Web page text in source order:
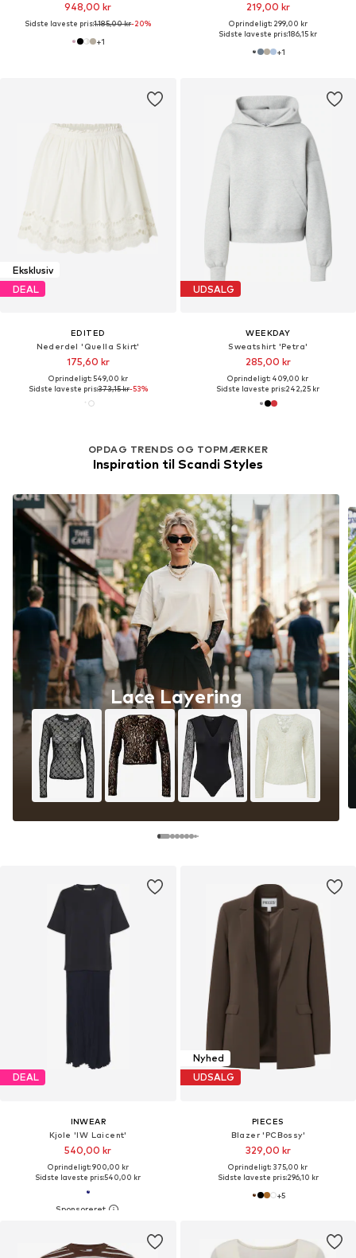
948,00 kr
Sidste laveste pris:1.185,00 kr-20%
+1
219,00 kr
Oprindeligt: 299,00 kr
Sidste laveste pris:186,15 kr
+1
Eksklusiv
DEAL
EDITED
Nederdel 'Quella Skirt'
175,60 kr
Oprindeligt: 549,00 kr
Sidste laveste pris:373,15 kr-53%
UDSALG
WEEKDAY
Sweatshirt 'Petra'
285,00 kr
Oprindeligt: 409,00 kr
Sidste laveste pris:242,25 kr
OPDAG TRENDS OG TOPMÆRKER
Inspiration til Scandi Styles
Lace Layering
DEAL
INWEAR
Kjole 'IW Laicent'
540,00 kr
Oprindeligt: 900,00 kr
Sidste laveste pris:540,00 kr
Nyhed
UDSALG
PIECES
Blazer 'PCBossy'
329,00 kr
Oprindeligt: 375,00 kr
Sidste laveste pris:296,10 kr
+5